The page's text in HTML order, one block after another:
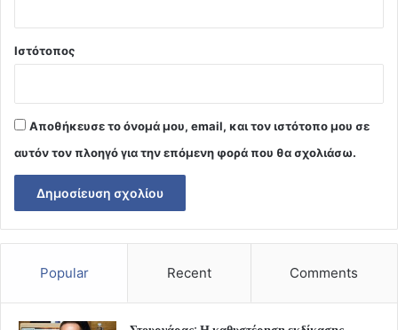
Ιστότοπος
Αποθήκευσε το όνομά μου, email, και τον ιστότοπο μου σε
αυτόν τον πλοηγό για την επόμενη φορά που θα σχολιάσω.
Popular Recent Comments